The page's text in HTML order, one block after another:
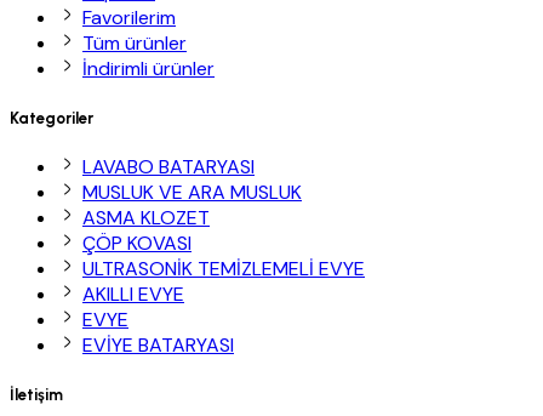
Favorilerim
Tüm ürünler
İndirimli ürünler
Kategoriler
LAVABO BATARYASI
MUSLUK VE ARA MUSLUK
ASMA KLOZET
ÇÖP KOVASI
ULTRASONİK TEMİZLEMELİ EVYE
AKILLI EVYE
EVYE
EVİYE BATARYASI
İletişim